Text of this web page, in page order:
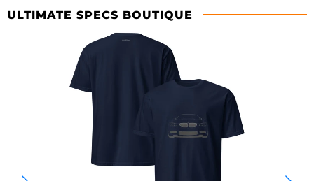
ULTIMATE SPECS BOUTIQUE